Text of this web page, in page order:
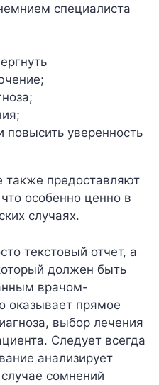
специалиста
повысить уверенность
также предоставляют
особенно ценно в
случаях.
текстовый отчет, а
должен быть
врачом-
оказывает прямое
выбор лечения
Следует всегда
анализирует
сомнений